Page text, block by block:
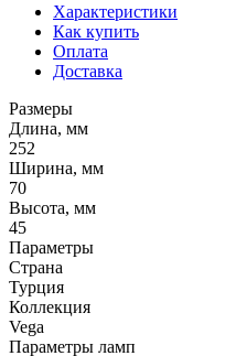
Характеристики
Как купить
Оплата
Доставка
Размеры
Длина, мм
252
Ширина, мм
70
Высота, мм
45
Параметры
Страна
Турция
Коллекция
Vega
Параметры ламп